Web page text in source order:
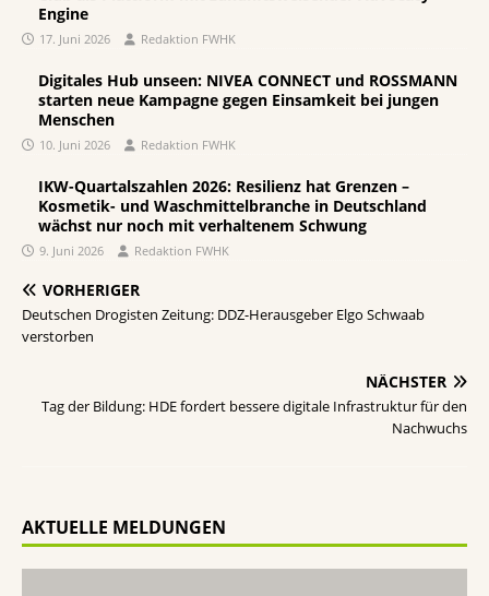
Engine
17. Juni 2026 Redaktion FWHK
Digitales Hub unseen: NIVEA CONNECT und ROSSMANN
starten neue Kampagne gegen Einsamkeit bei jungen
Menschen
10. Juni 2026 Redaktion FWHK
IKW-Quartalszahlen 2026: Resilienz hat Grenzen –
Kosmetik- und Waschmittelbranche in Deutschland
wächst nur noch mit verhaltenem Schwung
9. Juni 2026 Redaktion FWHK
VORHERIGER
Deutschen Drogisten Zeitung: DDZ-Herausgeber Elgo Schwaab
verstorben
NÄCHSTER
Tag der Bildung: HDE fordert bessere digitale Infrastruktur für den
Nachwuchs
AKTUELLE MELDUNGEN